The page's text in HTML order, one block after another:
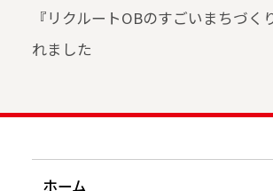
『リクルートOBのすごいまちづく
れました
ホーム